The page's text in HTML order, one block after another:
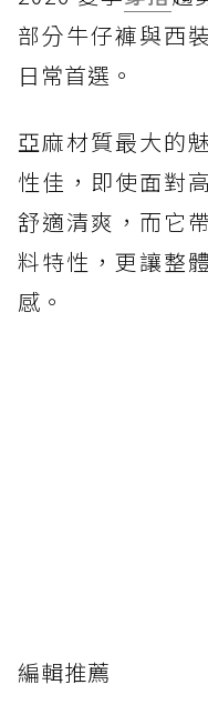
部分牛仔褲與西
日常首選。
亞麻材質最大的
性佳，即使面對
舒適清爽，而它
料特性，更讓整體
感。
編輯推薦